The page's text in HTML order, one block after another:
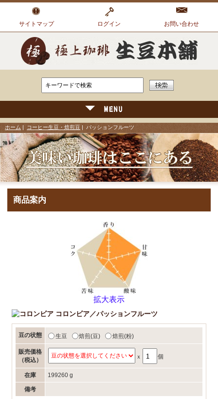
サイトマップ ログイン お問い合わせ
ホーム コーヒー生豆・焙煎豆 | パッションフルーツ
商品案内
拡大表示
コロンビア／パッションフルーツ
豆の状態 生豆 焙煎(豆) 焙煎(粉)
販売価格
（税込）
ｘ 個
在庫 199260 g
備考